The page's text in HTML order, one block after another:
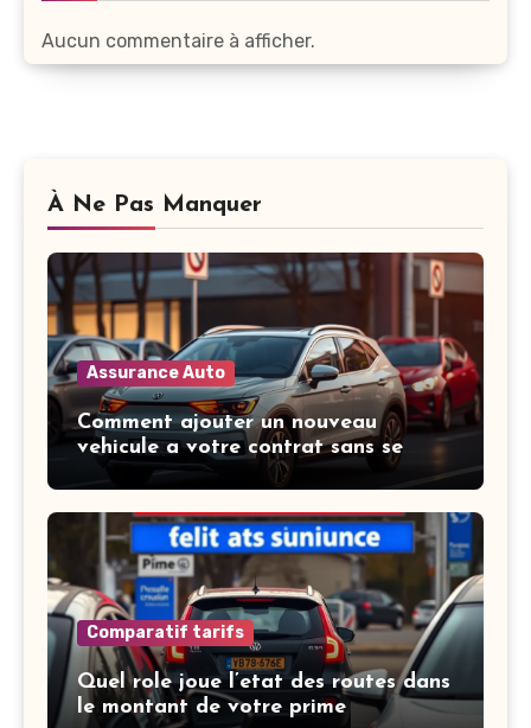
Aucun commentaire à afficher.
À Ne Pas Manquer
Assurance Auto
Comment ajouter un nouveau
vehicule a votre contrat sans se
tromper
Comparatif tarifs
Quel role joue l’etat des routes dans
le montant de votre prime